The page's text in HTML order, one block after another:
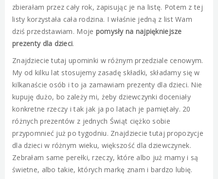
zbierałam przez cały rok, zapisując je na listę. Potem z tej
listy korzystała cała rodzina. I właśnie jedną z list Wam
dziś przedstawiam. Moje pomysły na najpiękniejsze
prezenty dla dzieci.
Znajdziecie tutaj upominki w różnym przedziale cenowym.
My od kilku lat stosujemy zasadę składki, składamy się w
kilkanaście osób i to ja zamawiam prezenty dla dzieci. Nie
kupuję dużo, bo zależy mi, żeby dziewczynki doceniały
konkretne rzeczy i tak jak ja po latach je pamiętały. 20
różnych prezentów z jednych Świąt ciężko sobie
przypomnieć już po tygodniu. Znajdziecie tutaj propozycje
dla dzieci w różnym wieku, większość dla dziewczynek.
Zebrałam same perełki, rzeczy, które albo już mamy i są
świetne, albo takie, których markę znam i bardzo lubię.